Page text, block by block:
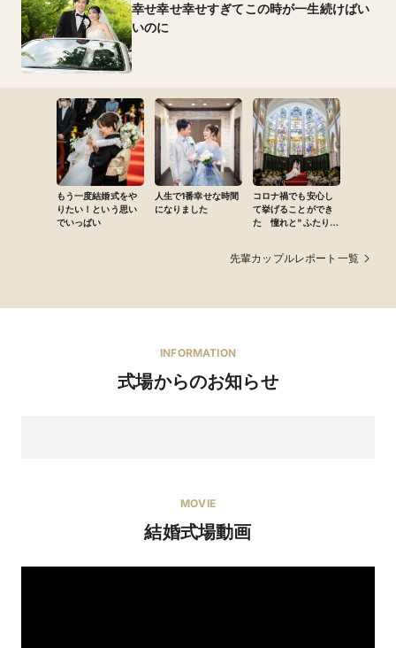
幸せ幸せ幸せすぎてこの時が一生続けばい
いのに
もう一度結婚式をや
りたい！という思い
でいっぱい
人生で1番幸せな時間
になりました
コロナ禍でも安心し
て挙げることができ
た 憧れと"ふたりら
先輩カップルレポート一覧
INFORMATION
式場からのお知らせ
MOVIE
結婚式場動画